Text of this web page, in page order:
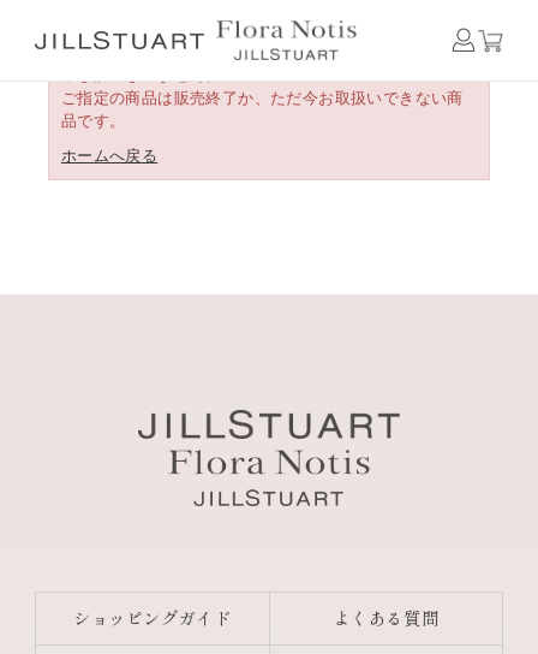
ご指定の商品は販売終了か、ただ今お取扱いできない商
品です。
ホームへ戻る
ショッピングガイド よくある質問